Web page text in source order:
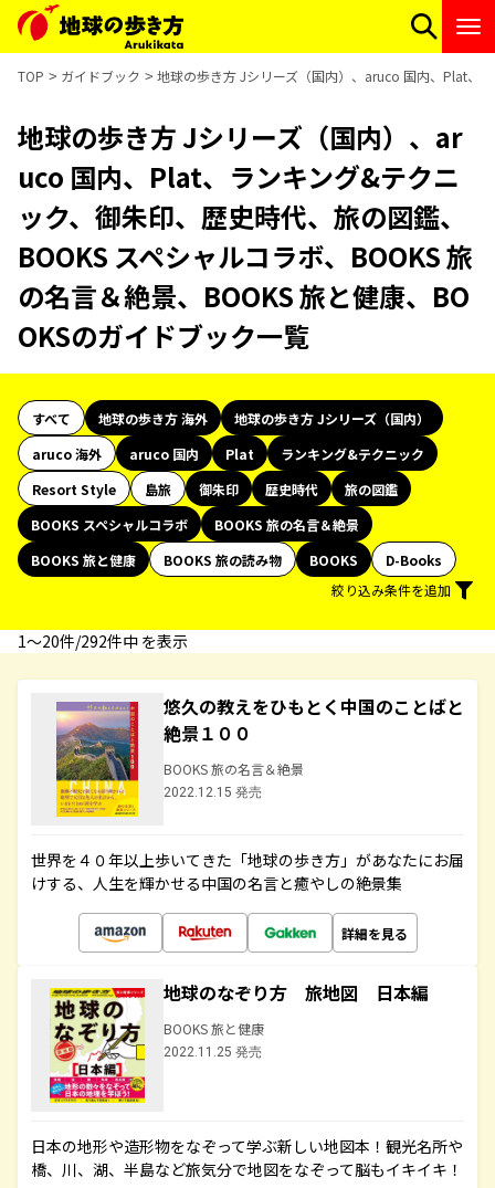
TOP ガイドブック 地球の歩き方 Jシリーズ（国内）、aruco 国内、Plat、
地球の歩き方 Jシリーズ（国内）、ar
uco 国内、Plat、ランキング&テクニ
ック、御朱印、歴史時代、旅の図鑑、
BOOKS スペシャルコラボ、BOOKS 旅
の名言＆絶景、BOOKS 旅と健康、BO
OKSのガイドブック一覧
すべて 地球の歩き方 海外
地球の歩き方 Jシリーズ（国内）
aruco 海外
aruco 国内 Plat
ランキング&テクニック
Resort Style
島旅 御朱印 歴史時代
旅の図鑑
BOOKS スペシャルコラボ
BOOKS 旅の名言＆絶景
BOOKS 旅と健康
BOOKS 旅の読み物 BOOKS
D-Books
絞り込み条件を追加
1〜20件/292件中 を表示
悠久の教えをひもとく中国のことばと
絶景１００
BOOKS 旅の名言＆絶景
2022.12.15 発売
世界を４０年以上歩いてきた「地球の歩き方」があなたにお届
けする、人生を輝かせる中国の名言と癒やしの絶景集
詳細を見る
地球のなぞり方 旅地図 日本編
BOOKS 旅と健康
2022.11.25 発売
日本の地形や造形物をなぞって学ぶ新しい地図本！観光名所や
橋、川、湖、半島など旅気分で地図をなぞって脳もイキイキ！